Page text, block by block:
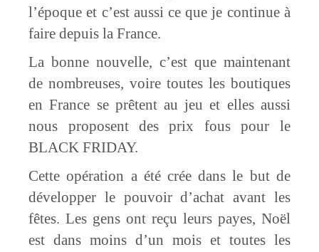
l’époque et c’est aussi ce que je continue à
faire depuis la France.
La bonne nouvelle, c’est que maintenant
de nombreuses, voire toutes les boutiques
en France se prêtent au jeu et elles aussi
nous proposent des prix fous pour le
BLACK FRIDAY.
Cette opération a été crée dans le but de
développer le pouvoir d’achat avant les
fêtes. Les gens ont reçu leurs payes, Noël
est dans moins d’un mois et toutes les